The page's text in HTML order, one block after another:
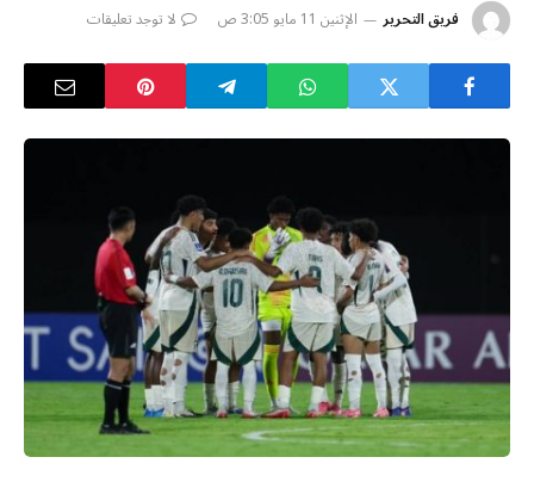
فريق التحرير الإثنين 11 مايو 3:05 ص لا توجد تعليقات